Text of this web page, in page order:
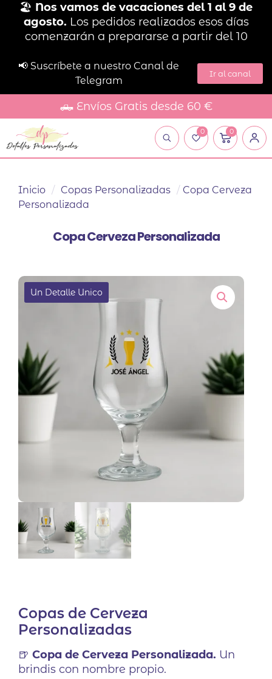
🏖️ Nos vamos de vacaciones del 1 al 9 de
agosto. Los pedidos realizados esos días
comenzarán a prepararse a partir del 10
📢 Suscríbete a nuestro Canal de
Telegram
Ir al canal
🛻 Envíos Gratis desde 60 €
0 0
Inicio / Copas Personalizadas / Copa Cerveza
Personalizada
Copa Cerveza Personalizada
Copas de Cerveza
Personalizadas
🍺 Copa de Cerveza Personalizada. Un
brindis con nombre propio.